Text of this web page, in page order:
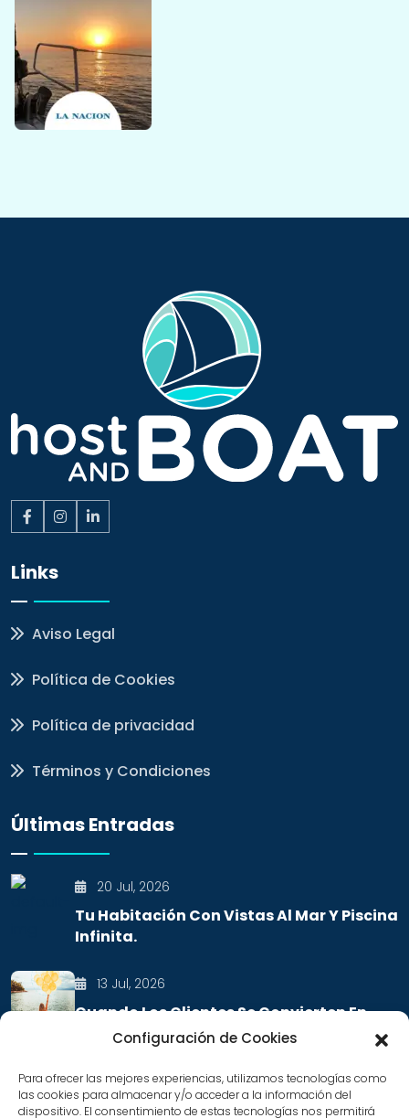
Configuración de Cookies
Para ofrecer las mejores experiencias, utilizamos tecnologías como
las cookies para almacenar y/o acceder a la información del
dispositivo. El consentimiento de estas tecnologías nos permitirá
Links
Aviso Legal
Política de Cookies
Política de privacidad
Términos y Condiciones
Últimas Entradas
20 Jul, 2026
Tu Habitación Con Vistas Al Mar Y Piscina
Infinita.
13 Jul, 2026
Cuando Los Clientes Se Convierten En
Embajadores De Tu Marca
Contacto